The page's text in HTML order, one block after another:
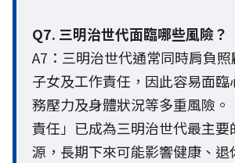
Q7. 三明治世代面臨哪些風險？
A7：三明治世代通常同時肩負
子女及工作責任，因此容易面
務壓力及身體狀況等多重風險。
責任」已成為三明治世代最主要
源，長期下來可能影響健康、退